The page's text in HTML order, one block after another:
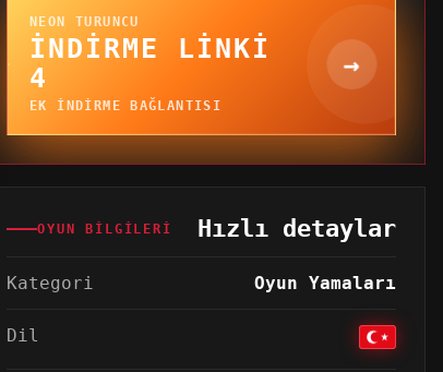
NEON TURUNCU
İNDIRME LINKI
4
EK INDIRME BAĞLANTISI
→
OYUN BILGILERI Hızlı detaylar
Kategori Oyun Yamaları
Dil